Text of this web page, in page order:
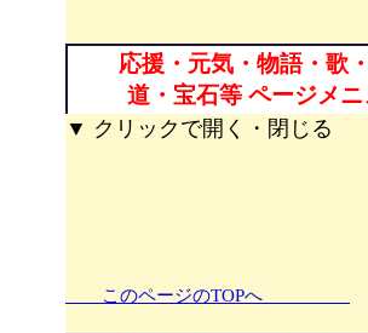
応援・元気・物語・歌
道・宝石等 ページメニ
▼ クリックで開く・閉じる
このページのTOPへ